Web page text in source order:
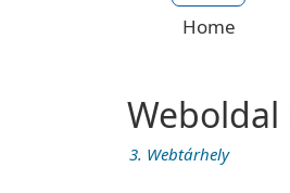
Home
Weboldal
3. Webtárhely